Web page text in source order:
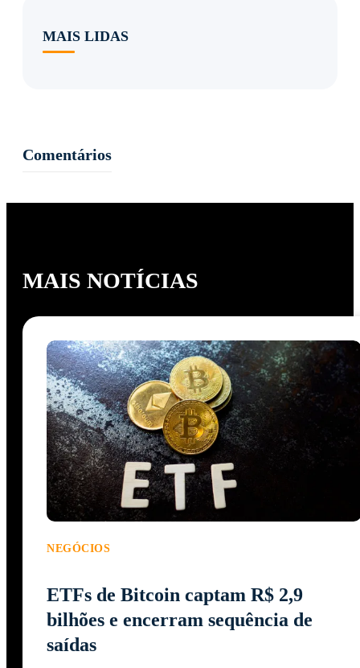
MAIS LIDAS
Comentários
MAIS NOTÍCIAS
NEGÓCIOS
ETFs de Bitcoin captam R$ 2,9
bilhões e encerram sequência de
saídas